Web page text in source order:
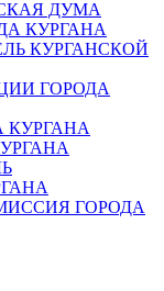
ДУМА
КУРГАНА
КУРГАНСКОЙ
ГОРОДА
КУРГАНА
ГОРОДА